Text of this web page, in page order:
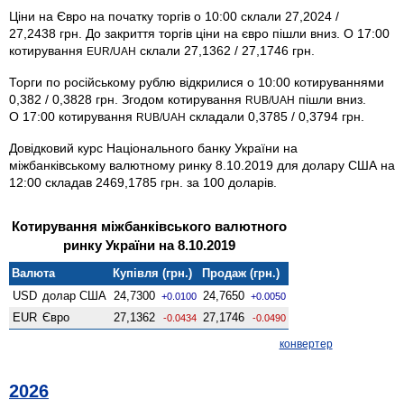
Ціни на Євро на початку торгів о 10:00 склали 27,2024 /
27,2438 грн. До закриття торгів ціни на євро пішли вниз. О 17:00
котирування EUR/UAH склали 27,1362 / 27,1746 грн.
Торги по російському рублю відкрилися о 10:00 котируваннями
0,382 / 0,3828 грн. Згодом котирування RUB/UAH пішли вниз.
О 17:00 котирування RUB/UAH складали 0,3785 / 0,3794 грн.
Довідковий курс Національного банку України на
міжбанківському валютному ринку 8.10.2019 для долару США на
12:00 складав 2469,1785 грн. за 100 доларів.
Котирування міжбанківського валютного
ринку України на 8.10.2019
Валюта Купівля (грн.)
Продаж (грн.)
USD долар США 24,7300 +0.0100 24,7650 +0.0050
EUR Євро 27,1362 -0.0434 27,1746 -0.0490
конвертер
2026